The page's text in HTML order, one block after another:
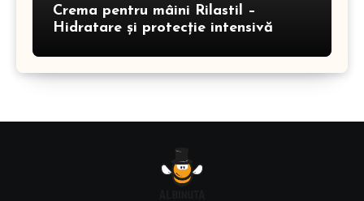
Crema pentru mâini Rilastil –
Hidratare și protecție intensivă